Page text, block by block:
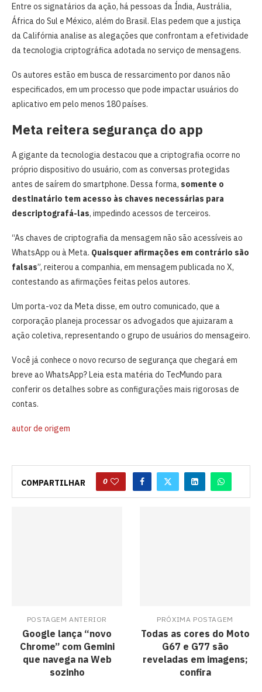
Entre os signatários da ação, há pessoas da Índia, Austrália,
África do Sul e México, além do Brasil. Elas pedem que a justiça
da Califórnia analise as alegações que confrontam a efetividade
da tecnologia criptográfica adotada no serviço de mensagens.
Os autores estão em busca de ressarcimento por danos não
especificados, em um processo que pode impactar usuários do
aplicativo em pelo menos 180 países.
Meta reitera segurança do app
A gigante da tecnologia destacou que a criptografia ocorre no
próprio dispositivo do usuário, com as conversas protegidas
antes de saírem do smartphone. Dessa forma, somente o
destinatário tem acesso às chaves necessárias para
descriptografá-las, impedindo acessos de terceiros.
“As chaves de criptografia da mensagem não são acessíveis ao
WhatsApp ou à Meta. Quaisquer afirmações em contrário são
falsas”, reiterou a companhia, em mensagem publicada no X,
contestando as afirmações feitas pelos autores.
Um porta-voz da Meta disse, em outro comunicado, que a
corporação planeja processar os advogados que ajuizaram a
ação coletiva, representando o grupo de usuários do mensageiro.
Você já conhece o novo recurso de segurança que chegará em
breve ao WhatsApp? Leia esta matéria do TecMundo para
conferir os detalhes sobre as configurações mais rigorosas de
contas.
autor de origem
COMPARTILHAR 0
POSTAGEM ANTERIOR
Google lança “novo
Chrome” com Gemini
que navega na Web
sozinho
PRÓXIMA POSTAGEM
Todas as cores do Moto
G67 e G77 são
reveladas em imagens;
confira